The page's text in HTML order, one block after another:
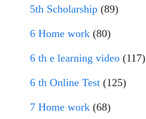
5th Scholarship (89)
6 Home work (80)
6 th e learning video (117)
6 th Online Test (125)
7 Home work (68)